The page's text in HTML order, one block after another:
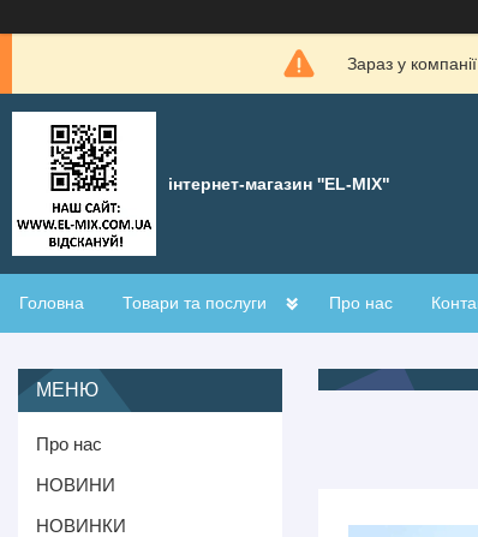
Зараз у
інтернет-магазин ''EL-MIX"
Головна Товари та послуги Про нас
Про нас
НОВИНИ
НОВИНКИ